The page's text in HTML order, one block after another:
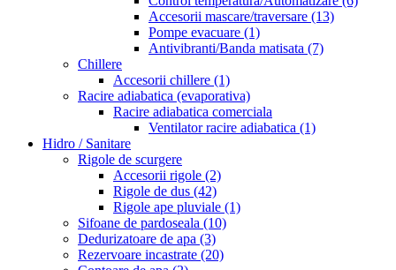
Accesorii mascare/traversare (13)
Pompe evacuare (1)
Antivibranti/Banda matisata (7)
Chillere
Accesorii chillere (1)
Racire adiabatica (evaporativa)
Racire adiabatica comerciala
Ventilator racire adiabatica (1)
Hidro / Sanitare
Rigole de scurgere
Accesorii rigole (2)
Rigole de dus (42)
Rigole ape pluviale (1)
Sifoane de pardoseala (10)
Dedurizatoare de apa (3)
Rezervoare incastrate (20)